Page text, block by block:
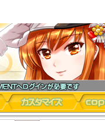
カスタマイズ copula